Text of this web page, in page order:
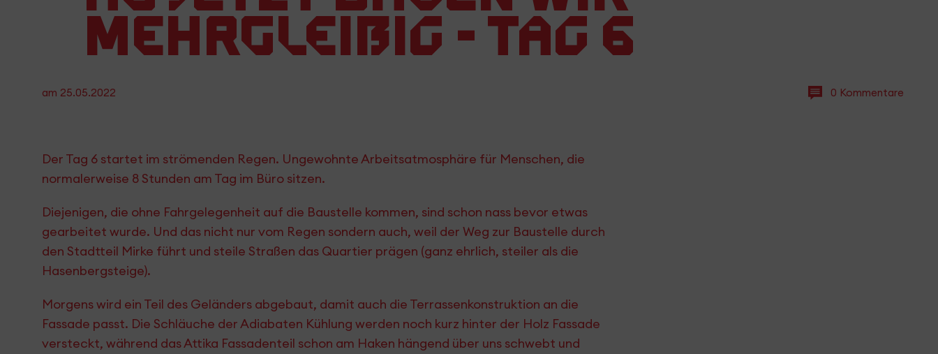
mehrgleißig - Tag 6
am 25.05.2022 0 Kommentare
Der Tag 6 startet im strömenden Regen. Ungewohnte Arbeitsatmosphäre für Menschen, die
normalerweise 8 Stunden am Tag im Büro sitzen.
Diejenigen, die ohne Fahrgelegenheit auf die Baustelle kommen, sind schon nass bevor etwas
gearbeitet wurde. Und das nicht nur vom Regen sondern auch, weil der Weg zur Baustelle durch
den Stadtteil Mirke führt und steile Straßen das Quartier prägen (ganz ehrlich, steiler als die
Hasenbergsteige).
Morgens wird ein Teil des Geländers abgebaut, damit auch die Terrassenkonstruktion an die
Fassade passt. Die Schläuche der Adiabaten Kühlung werden noch kurz hinter der Holz Fassade
versteckt, während das Attika Fassadenteil schon am Haken hängend über uns schwebt und